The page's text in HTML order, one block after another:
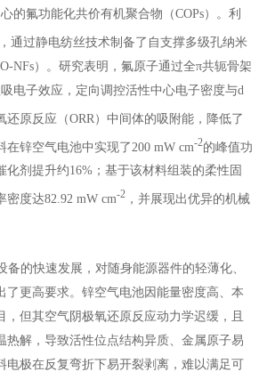
的氟功能化共价有机聚合物（COPs）。利
通过静电纺丝技术制备了自支撑多级孔纳米
NFs）。研究表明，氟原子通过全π共轭骨架
电子效应，定向调控活性中心电子密度与d
还原反应（ORR）中间体的吸附能，降低了
在锌空气电池中实现了200 mW cm-2的峰值功
化剂提升约16%；基于该材料组装的柔性固
度达82.92 mW cm-2 ，并展现出优异的机械
备的快速发展，对随身能源器件的轻薄化、
了更高要求。锌空气电池因能量密度高、本
，但其空气阴极氧还原反应动力学迟缓，且
热解，导致活性位点结构异质、金属原子易
电极在反复弯折下易开裂剥离，难以满足可